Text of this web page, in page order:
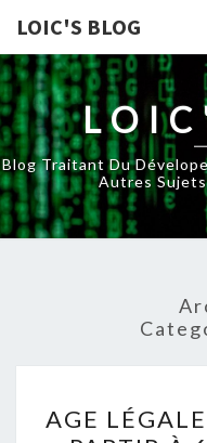
LOIC'S BLOG
Blog Traitant Du
Autres
AGE